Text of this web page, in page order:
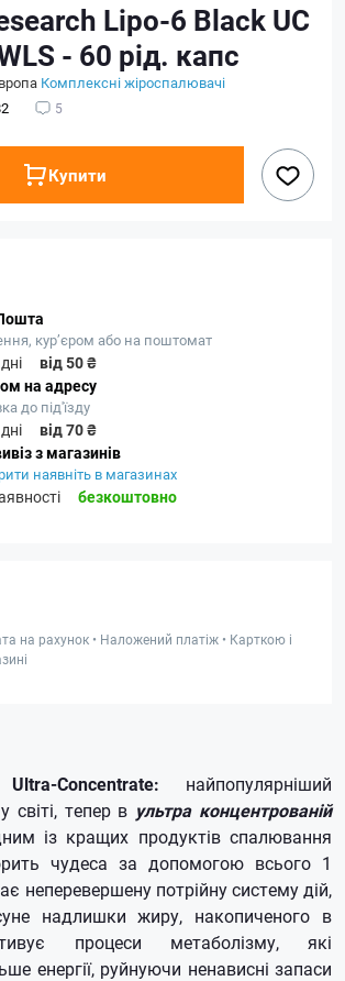
Lipo-6 Black UC
- 60 рід. капс
Комплексні жіроспалювачі
5
Купити
кур’єром або на поштомат
від 50 ₴
на адресу
до під'їзду
від 70 ₴
з магазинів
наявніть в магазинах
безкоштовно
на рахунок • Наложений платіж • Карткою і
Concentrate: найпопулярніший
у світі, тепер в ультра концентрованій
із кращих продуктів спалювання
чудеса за допомогою всього 1
неперевершену потрійну систему дій,
надлишки жиру, накопиченого в
процеси метаболізму, які
енергії, руйнуючи ненависні запаси